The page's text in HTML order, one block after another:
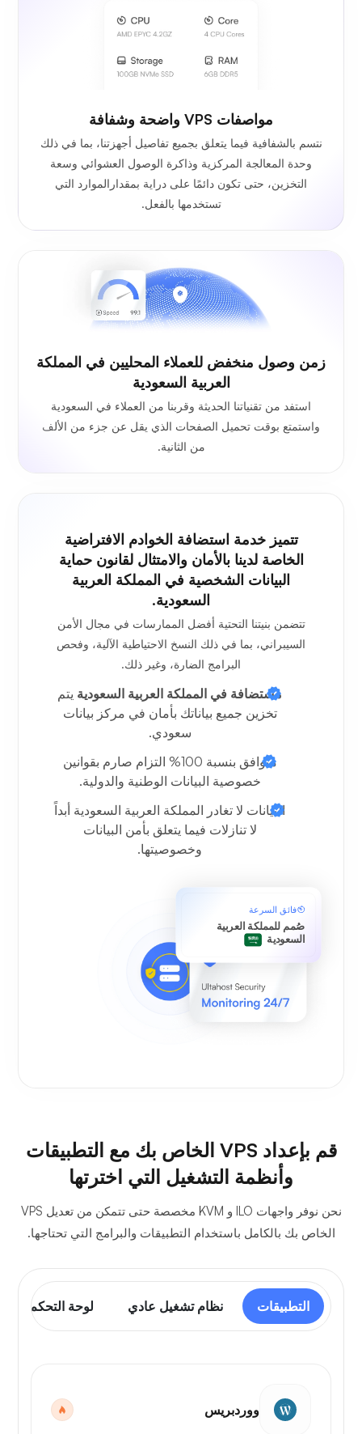
مواصفات VPS واضحة وشفافة
نتسم بالشفافية فيما يتعلق بجميع تفاصيل أجهزتنا، بما في ذلك
وحدة المعالجة المركزية وذاكرة الوصول العشوائي وسعة
التخزين، حتى تكون دائمًا على دراية بمقدارالموارد التي
تستخدمها بالفعل.
زمن وصول منخفض للعملاء المحليين في المملكة
العربية السعودية
استفد من تقنياتنا الحديثة وقربنا من العملاء في السعودية
واستمتع بوقت تحميل الصفحات الذي يقل عن جزء من الألف
من الثانية.
تتميز خدمة استضافة الخوادم الافتراضية
الخاصة لدينا بالأمان والامتثال لقانون حماية
البيانات الشخصية في المملكة العربية
السعودية.
تتضمن بنيتنا التحتية أفضل الممارسات في مجال الأمن
السيبراني، بما في ذلك النسخ الاحتياطية الآلية، وفحص
البرامج الضارة، وغير ذلك.
مستضافة في المملكة العربية السعودية يتم
تخزين جميع بياناتك بأمان في مركز بيانات
سعودي.
متوافق بنسبة 100%
التزام صارم بقوانين
خصوصية البيانات الوطنية والدولية.
البيانات لا تغادر المملكة العربية السعودية أبداً
لا تنازلات فيما يتعلق بأمن البيانات
وخصوصيتها.
فائق السرعة
صُمم للمملكة العربية
السعودية
قم بإعداد VPS الخاص بك مع التطبيقات
وأنظمة التشغيل التي اخترتها
نحن نوفر واجهات ILO و KVM مخصصة حتى تتمكن من تعديل VPS
الخاص بك بالكامل باستخدام التطبيقات والبرامج التي تحتاجها.
التطبيقات نظام تشغيل عادي لوحة التحكم
ووردبريس